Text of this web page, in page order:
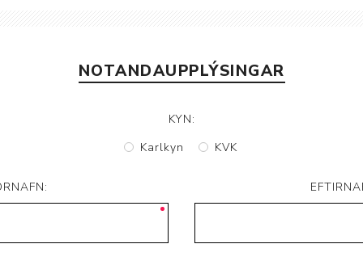
Dýnur
Aukabúnaður
Þvagleggir
NOTANDAUPPLÝSINGAR
KYN:
Karlkyn
KVK